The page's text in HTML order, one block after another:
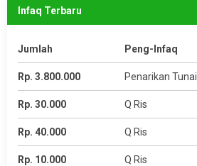
Infaq Terbaru
Jumlah Peng-Infaq
Rp. 3.800.000 Penarikan Tunai
Rp. 30.000 Q Ris
Rp. 40.000 Q Ris
Rp. 10.000 Q Ris